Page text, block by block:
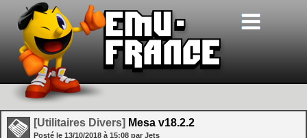
[Utilitaires Divers] Mesa v18.2.2
Posté le 13/10/2018 à 15:08 par Jets